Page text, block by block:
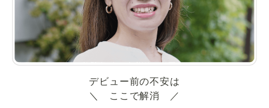
デビュー前の不安は
＼ ここで解消 ／